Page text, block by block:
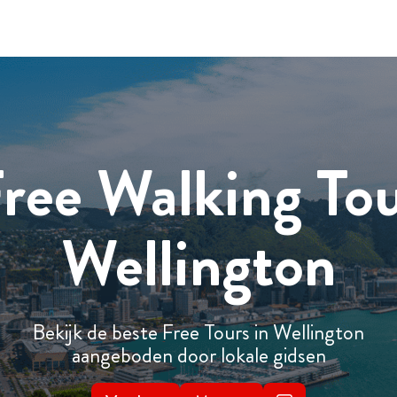
Walking
Wellington
Bekijk de beste Free Tours in Wellington
aangeboden door lokale gidsen